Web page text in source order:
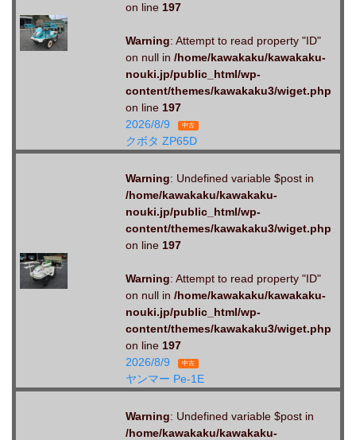
on line 197
Warning: Attempt to read property "ID"
on null in /home/kawakaku/kawakaku-
nouki.jp/public_html/wp-
content/themes/kawakaku3/wiget.php
on line 197
2026/8/9
中古
クボタ ZP65D
Warning: Undefined variable $post in
/home/kawakaku/kawakaku-
nouki.jp/public_html/wp-
content/themes/kawakaku3/wiget.php
on line 197
Warning: Attempt to read property "ID"
on null in /home/kawakaku/kawakaku-
nouki.jp/public_html/wp-
content/themes/kawakaku3/wiget.php
on line 197
2026/8/9
中古
ヤンマー Pe-1E
Warning: Undefined variable $post in
/home/kawakaku/kawakaku-